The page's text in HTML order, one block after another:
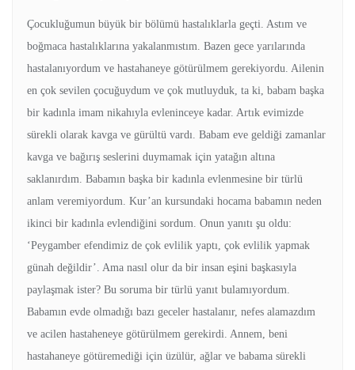
Çocukluğumun büyük bir bölümü hastalıklarla geçti. Astım ve
boğmaca hastalıklarına yakalanmıstım. Bazen gece yarılarında
hastalanıyordum ve hastahaneye götürülmem gerekiyordu. Ailenin
en çok sevilen çocuğuydum ve çok mutluyduk, ta ki, babam başka
bir kadınla imam nikahıyla evleninceye kadar. Artık evimizde
sürekli olarak kavga ve gürültü vardı. Babam eve geldiği zamanlar
kavga ve bağırış seslerini duymamak için yatağın altına
saklanırdım. Babamın başka bir kadınla evlenmesine bir türlü
anlam veremiyordum. Kur’an kursundaki hocama babamın neden
ikinci bir kadınla evlendiğini sordum. Onun yanıtı şu oldu:
‘Peygamber efendimiz de çok evlilik yaptı, çok evlilik yapmak
günah değildir’. Ama nasıl olur da bir insan eşini başkasıyla
paylaşmak ister? Bu soruma bir türlü yanıt bulamıyordum.
Babamın evde olmadığı bazı geceler hastalanır, nefes alamazdım
ve acilen hastaheneye götürülmem gerekirdi. Annem, beni
hastahaneye götüremediği için üzülür, ağlar ve babama sürekli